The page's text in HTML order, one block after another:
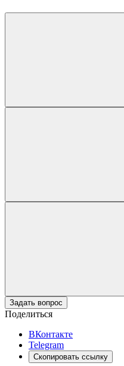
Задать вопрос
Поделиться
ВКонтакте
Telegram
Скопировать ссылку